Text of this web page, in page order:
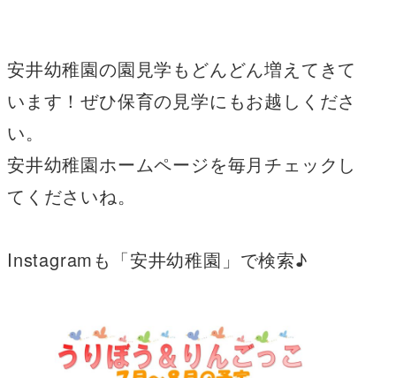
安井幼稚園の園見学もどんどん増えてきて
います！ぜひ保育の見学にもお越しくださ
い。
安井幼稚園ホームページを毎月チェックし
てくださいね。
Instagramも「安井幼稚園」で検索♪